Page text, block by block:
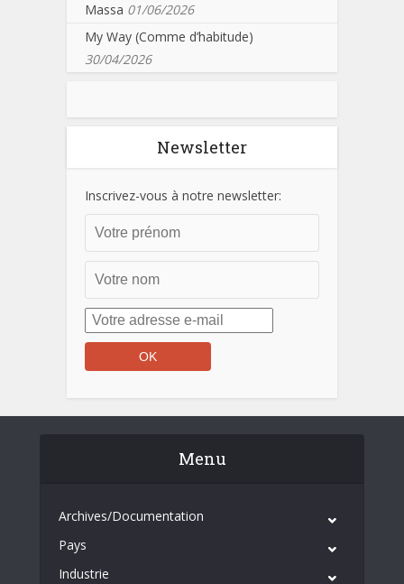
Massa 01/06/2026
My Way (Comme d’habitude)
30/04/2026
Newsletter
Inscrivez-vous à notre newsletter:
Menu
Archives/Documentation
Pays
Industrie